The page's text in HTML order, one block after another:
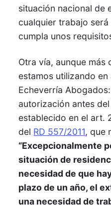
situación nacional de
cualquier trabajo
cumpla unos
Otra vía, aunque más
estamos utilizando
Echeverría
autorización antes
establecido en el art.
del RD 557/2011, que
“Excepcionalmente
situación de
necesidad de que
plazo de un año, el
una necesidad de